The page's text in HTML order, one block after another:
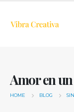
Amor en
HOME BLOG